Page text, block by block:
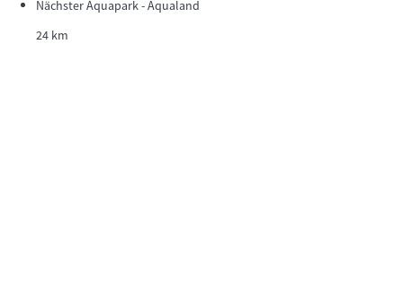
Nächster Aquapark - Aqualand
24 km